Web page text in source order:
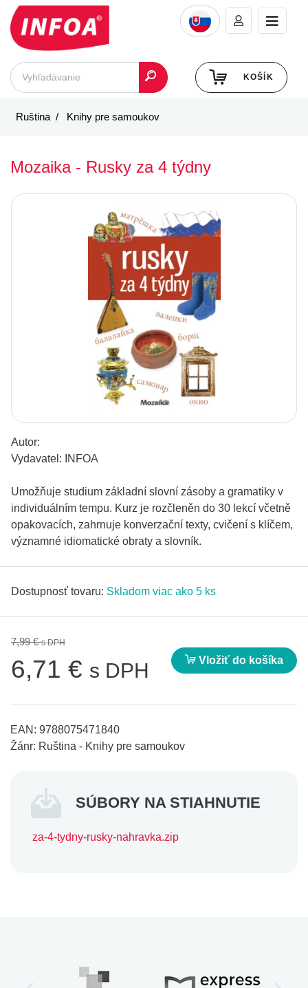
KOŠÍK
Ruština Knihy pre samoukov
Mozaika - Rusky za 4 týdny
Autor:
Vydavatel:
INFOA
Umožňuje studium základní slovní zásoby a gramatiky v
individuálním tempu. Kurz je rozčleněn do 30 lekcí včetně
opakovacích, zahrnuje konverzační texty, cvičení s klíčem,
významné idiomatické obraty a slovník.
Dostupnosť tovaru: Skladom viac ako 5 ks
7,99 €s DPH
6,71 € s DPH Vložiť do košíka
EAN: 9788075471840
Žánr: Ruština - Knihy pre samoukov
SÚBORY NA STIAHNUTIE
za-4-tydny-rusky-nahravka.zip